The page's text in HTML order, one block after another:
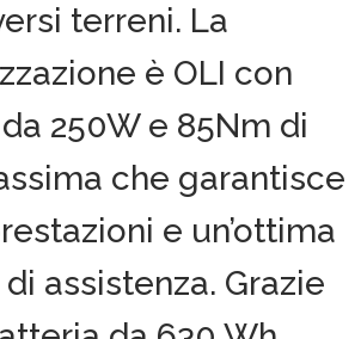
terreni. La
è OLI con
250W e 85Nm di
che garantisce
e un’ottima
assistenza. Grazie